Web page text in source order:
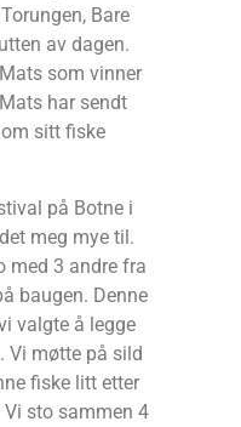
Bare
av dagen.
som vinner
har sendt
sitt fiske
på Botne i
meg mye til.
med 3 andre fra
baugen. Denne
valgte å legge
Vi møtte på sild
fiske litt etter
sto sammen 4